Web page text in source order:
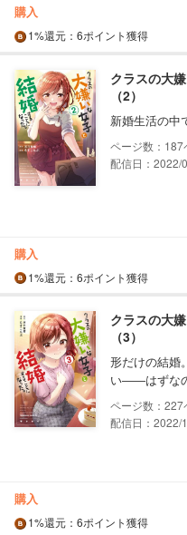
購入
1%還元 ：6ポイント獲得
クラスの大
（2）
新婚生活の中
187
配信日：2022/
購入
1%還元 ：6ポイント獲得
クラスの大
（3）
形だけの結婚
い――はずな
227
配信日：2022/
購入
1%還元 ：6ポイント獲得